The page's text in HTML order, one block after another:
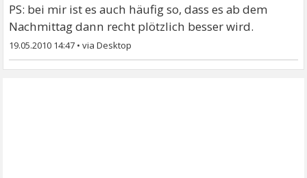
PS: bei mir ist es auch häufig so, dass es ab dem
Nachmittag dann recht plötzlich besser wird.
19.05.2010 14:47 •